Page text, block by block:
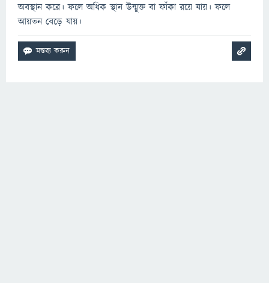
অবস্থান করে। ফলে অধিক স্থান উন্মুক্ত বা ফাঁকা রয়ে যায়। ফলে
আয়তন বেড়ে যায়।